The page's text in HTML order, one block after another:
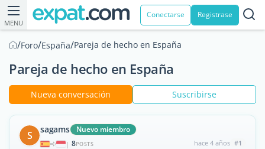
MENU
Conectarse Registrase
/Foro/España/Pareja de hecho en España
Pareja de hecho en España
Nueva conversación Suscribirse
S sagams Nuevo miembro
| 8POSTS hace 4 años #1